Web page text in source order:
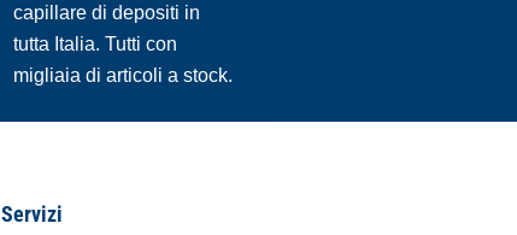
capillare di depositi in
tutta Italia. Tutti con
migliaia di articoli a stock.
Servizi